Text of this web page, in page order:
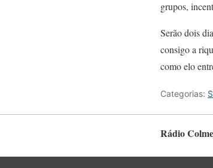
grupos,
Serão dois
consigo a
como elo
Categorias:
Rádio